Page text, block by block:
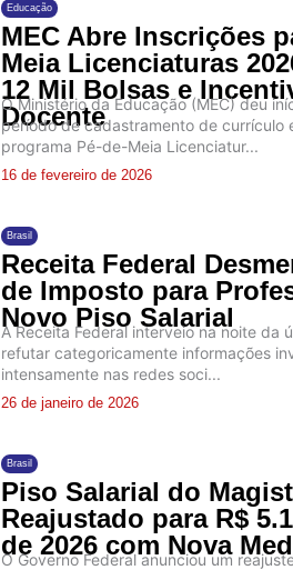
Educação
MEC Abre Inscrições
Meia Licenciaturas
12 Mil Bolsas e
Docente
O Ministério da Educação (MEC) deu
período de cadastramento de currículo
programa Pé-de-Meia Licenciatur...
16 de fevereiro de 2026
Brasil
Receita Federal
de Imposto para
Novo Piso Salarial
A Receita Federal interveio na noite da
refutar categoricamente informações
intensamente nas redes soci...
26 de janeiro de 2026
Brasil
Piso Salarial do
Reajustado para R$
de 2026 com Nova
O Governo Federal anunciou um